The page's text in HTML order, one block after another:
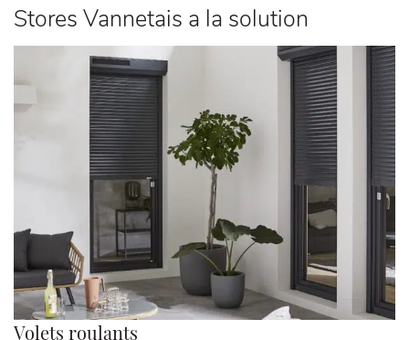
Stores Vannetais a la solution
Volets roulants